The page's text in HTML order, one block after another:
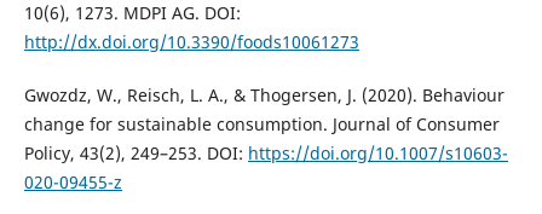
10(6), 1273. MDPI AG. DOI:
http://dx.doi.org/10.3390/foods10061273
Gwozdz, W., Reisch, L. A., & Thogersen, J. (2020). Behaviour
change for sustainable consumption. Journal of Consumer
Policy, 43(2), 249–253. DOI: https://doi.org/10.1007/s10603-
020-09455-z